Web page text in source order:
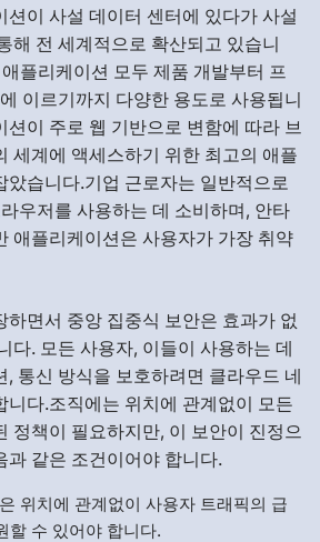
션이 사설 데이터 센터에 있다가 사설
해 전 세계적으로 확산되고 있습니
플리케이션 모두 제품 개발부터 프
이르기까지 다양한 용도로 사용됩니
션이 주로 웹 기반으로 변함에 따라 브
세계에 액세스하기 위한 최고의 애플
았습니다.기업 근로자는 일반적으로
우저를 사용하는 데 소비하며, 안타
애플리케이션은 사용자가 가장 취약
하면서 중앙 집중식 보안은 효과가 없
다. 모든 사용자, 이들이 사용하는 데
, 통신 방식을 보호하려면 클라우드 네
니다.조직에는 위치에 관계없이 모든
정책이 필요하지만, 이 보안이 진정으
과 같은 조건이어야 합니다.
위치에 관계없이 사용자 트래픽의 급
할 수 있어야 합니다.